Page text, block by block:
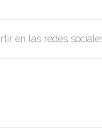
en las redes